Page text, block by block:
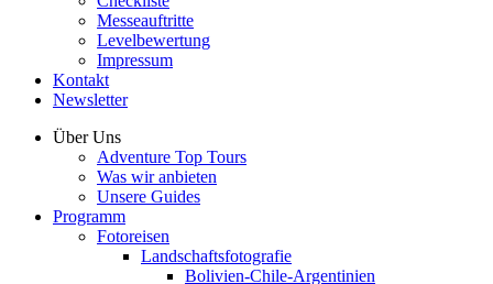
Messeauftritte
Levelbewertung
Impressum
Kontakt
Newsletter
Über Uns
Adventure Top Tours
Was wir anbieten
Unsere Guides
Programm
Fotoreisen
Landschaftsfotografie
Bolivien-Chile-Argentinien